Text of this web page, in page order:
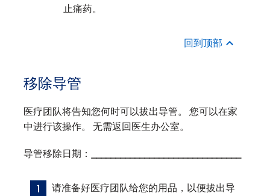
止痛药。
回到顶部
移除导管
医疗团队将告知您何时可以拔出导管。 您可以在家
中进行该操作。 无需返回医生办公室。
导管移除日期：_______________________________
请准备好医疗团队给您的用品，以便拔出导